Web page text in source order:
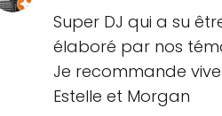
Super DJ qui a su
élaboré par nos
Je recommande
Estelle et Morgan